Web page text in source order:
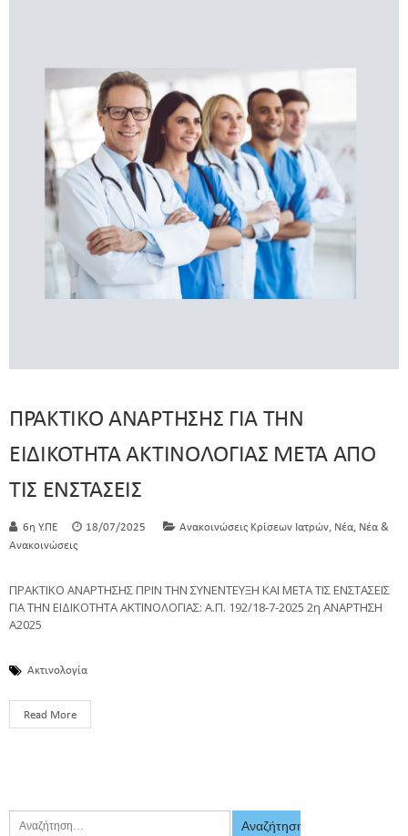
ΠΡΑΚΤΙΚΟ ΑΝΑΡΤΗΣΗΣ ΓΙΑ ΤΗΝ
ΕΙΔΙΚΟΤΗΤΑ ΑΚΤΙΝΟΛΟΓΙΑΣ ΜΕΤΑ ΑΠΟ
ΤΙΣ ΕΝΣΤΑΣΕΙΣ
6η Υ.ΠΕ 18/07/2025 Ανακοινώσεις Κρίσεων Ιατρών, Νέα, Νέα &
Ανακοινώσεις
ΠΡΑΚΤΙΚΟ ΑΝΑΡΤΗΣΗΣ ΠΡΙΝ ΤΗΝ ΣΥΝΕΝΤΕΥΞΗ ΚΑΙ ΜΕΤΑ ΤΙΣ ΕΝΣΤΑΣΕΙΣ
ΓΙΑ ΤΗΝ ΕΙΔΙΚΟΤΗΤΑ ΑΚΤΙΝΟΛΟΓΙΑΣ: Α.Π. 192/18-7-2025 2η ΑΝΑΡΤΗΣΗ
Α2025
Ακτινολογία
Read More